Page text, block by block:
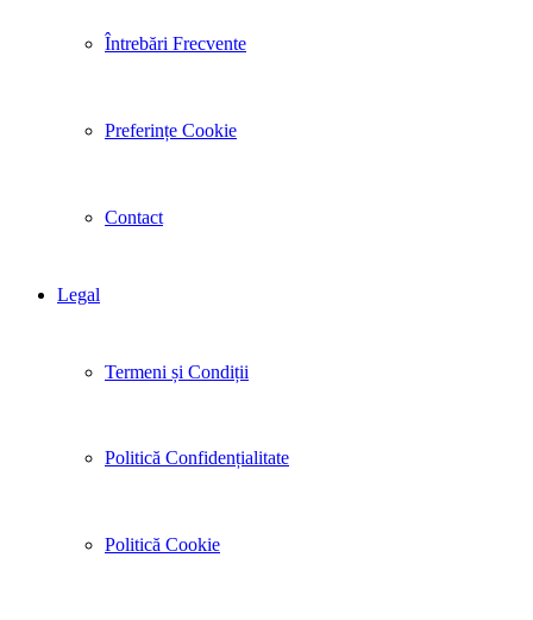
Întrebări Frecvente
Preferințe Cookie
Contact
Legal
Termeni și Condiții
Politică Confidențialitate
Politică Cookie